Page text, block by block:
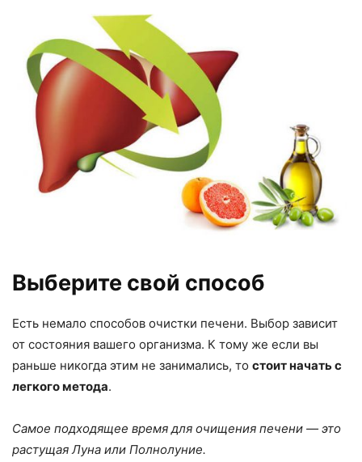
Выберите свой способ
Есть немало способов очистки печени. Выбор зависит
от состояния вашего организма. К тому же если вы
раньше никогда этим не занимались, то стоит начать с
легкого метода.
Самое подходящее время для очищения печени — это
растущая Луна или Полнолуние.